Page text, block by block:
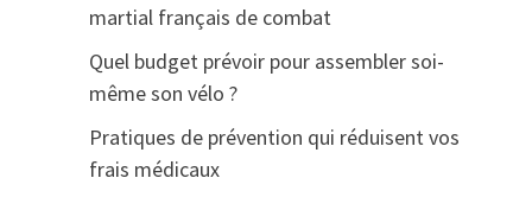
martial français de combat
Quel budget prévoir pour assembler soi-
même son vélo ?
Pratiques de prévention qui réduisent vos
frais médicaux